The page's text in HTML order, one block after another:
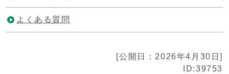
よくある質問
[公開日：2026年4月30日]
ID:39753